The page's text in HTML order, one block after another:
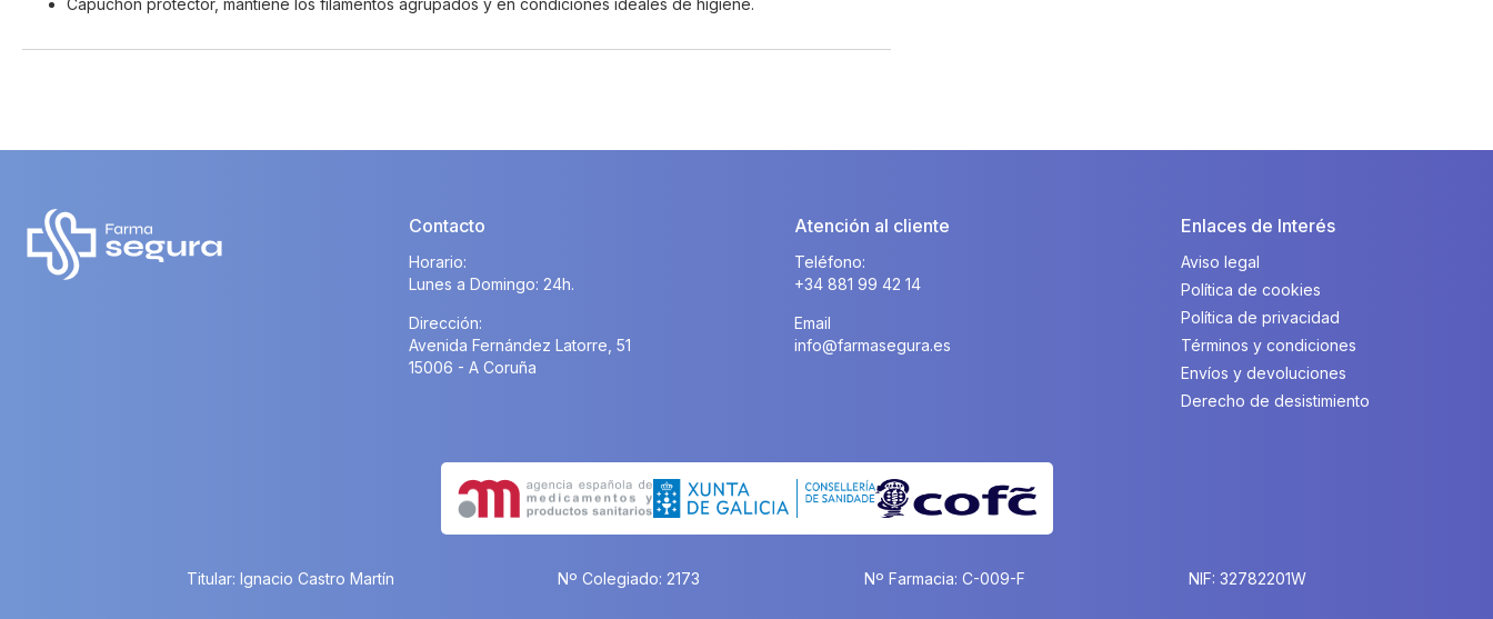
Capuchón protector, mantiene los filamentos agrupados y en condiciones ideales de higiene.
Contacto
Horario:
Lunes a Domingo: 24h.
Dirección:
Avenida Fernández Latorre, 51
15006 - A Coruña
Atención al cliente
Teléfono:
+34 881 99 42 14
Email
info@farmasegura.es
Enlaces de Interés
Aviso legal
Política de cookies
Política de privacidad
Términos y condiciones
Envíos y devoluciones
Derecho de desistimiento
Titular: Ignacio Castro Martín Nº Colegiado: 2173 Nº Farmacia: C-009-F NIF: 32782201W